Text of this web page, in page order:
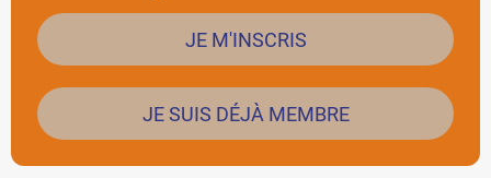
JE M'INSCRIS
JE SUIS DÉJÀ MEMBRE